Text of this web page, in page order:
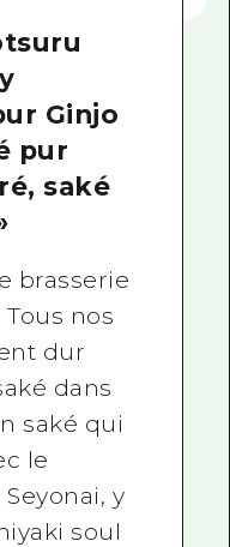
Ginjo
pur
saké
brasserie
nos
dur
dans
saké qui
le
y
soul